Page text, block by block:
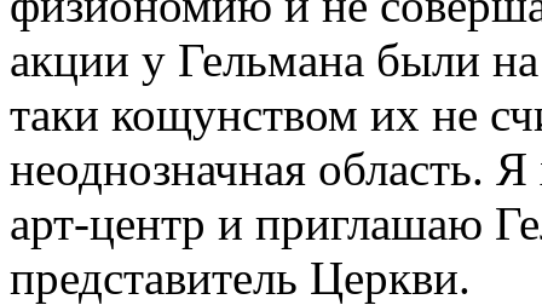
акции у Гельмана были
таки кощунством их не
неоднозначная область.
арт-центр и приглашаю
представитель Церкви.